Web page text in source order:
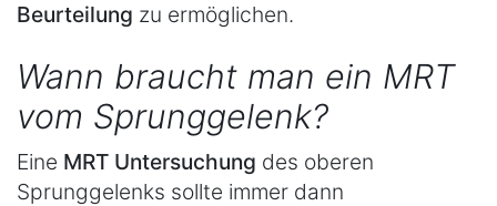
Beurteilung zu ermöglichen.
Wann braucht man ein MRT
vom Sprunggelenk?
Eine MRT Untersuchung des oberen
Sprunggelenks sollte immer dann